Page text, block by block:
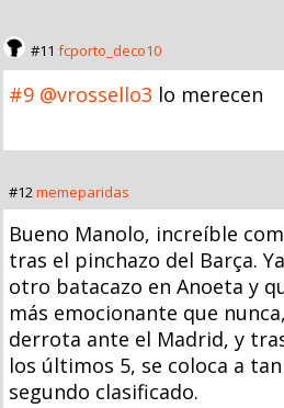
#11 fcporto_deco10
#9 @vrossello3 lo merecen
#12memeparidas
Bueno Manolo, increíble
tras el pinchazo del Barça.
otro batacazo en Anoeta y
más emocionante que
derrota ante el Madrid, y
los últimos 5, se coloca a
segundo clasificado.